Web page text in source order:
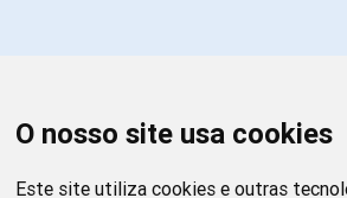
O nosso site usa cookies
Este site utiliza cookies e outras